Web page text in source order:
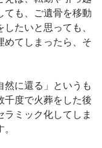
ても、ご遺骨を移動
たいと思っても、
めてしまったら、そ
然に還る」というも
千度で火葬をした後
ミック化してしま